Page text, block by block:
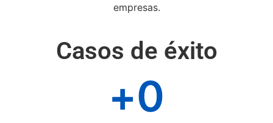
empresas.
Casos de éxito
+0